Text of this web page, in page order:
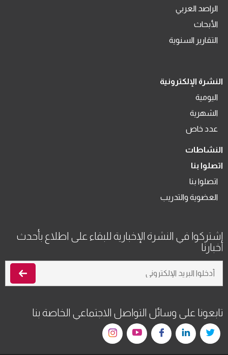
الراصد العربي
الأبحاث
التقارير السنوية
النشرة الإلكترونية
اليومية
الشهرية
عدد خاص
النشاطات
اتصلوا بنا
اتصلوا بنا
العضوية والتدريب
اشتركوا في النشرة الإخبارية للبقاء على اطلاع بأحدث
أخبارنا
تابعونا على وسائل التواصل الاجتماعي الخاصة بنا